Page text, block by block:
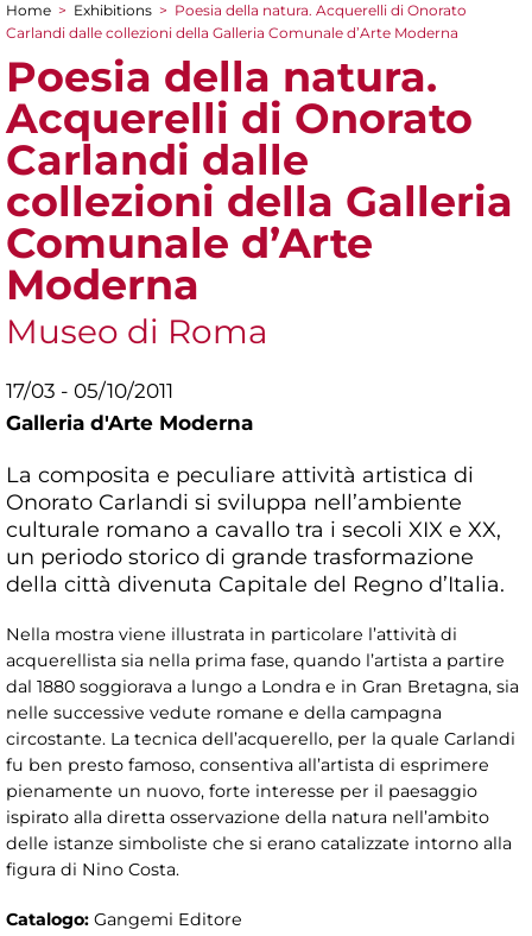
You are here
Home > Exhibitions > Poesia della natura. Acquerelli di Onorato
Carlandi dalle collezioni della Galleria Comunale d’Arte Moderna
Poesia della natura.
Acquerelli di Onorato
Carlandi dalle
collezioni della Galleria
Comunale d’Arte
Moderna
Museo di Roma
17/03 - 05/10/2011
Galleria d'Arte Moderna
La composita e peculiare attività artistica di
Onorato Carlandi si sviluppa nell’ambiente
culturale romano a cavallo tra i secoli XIX e XX,
un periodo storico di grande trasformazione
della città divenuta Capitale del Regno d’Italia.
Nella mostra viene illustrata in particolare l’attività di
acquerellista sia nella prima fase, quando l’artista a partire
dal 1880 soggiorava a lungo a Londra e in Gran Bretagna, sia
nelle successive vedute romane e della campagna
circostante. La tecnica dell’acquerello, per la quale Carlandi
fu ben presto famoso, consentiva all’artista di esprimere
pienamente un nuovo, forte interesse per il paesaggio
ispirato alla diretta osservazione della natura nell’ambito
delle istanze simboliste che si erano catalizzate intorno alla
figura di Nino Costa.
Catalogo: Gangemi Editore